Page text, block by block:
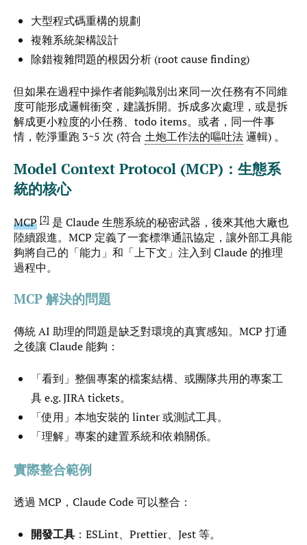
大型程式碼重構的規劃
複雜系統架構設計
除錯複雜問題的根因分析 (root cause finding)
但如果在過程中操作者能夠識別出來同一次任務有不同維
度可能形成邏輯衝突，建議拆開。拆成多次處理，或是拆
解成更小粒度的小任務、todo items。或者，同一件事
情，乾淨重跑 3~5 次 (符合 土炮工作法的嘔吐法邏輯) 。
Model Context Protocol (MCP)：生態系
統的核心
MCP 2 是 Claude 生態系統的秘密武器，後來其他大廠也
陸續跟進。MCP 定義了一套標準通訊協定，讓外部工具能
夠將自己的「能力」和「上下文」注入到 Claude 的推理
過程中。
MCP 解決的問題
傳統 AI 助理的問題是缺乏對環境的真實感知。MCP 打通
之後讓 Claude 能夠：
「看到」整個專案的檔案結構、或團隊共用的專案工
具 e.g. JIRA tickets。
「使用」本地安裝的 linter 或測試工具。
「理解」專案的建置系統和依賴關係。
實際整合範例
透過 MCP，Claude Code 可以整合：
開發工具 ：ESLint、Prettier、Jest 等。